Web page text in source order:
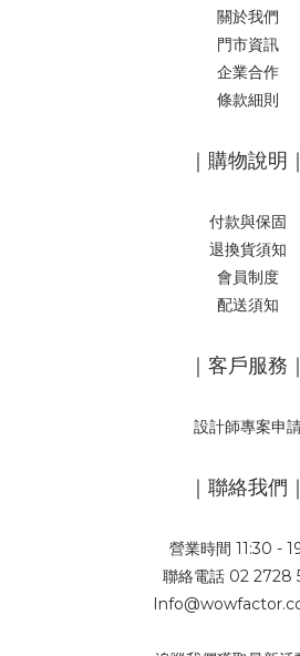
關於我們
門市資訊
企業合作
條款細則
｜購物說明｜
付款與保固
退換貨須知
會員制度
配送須知
｜客戶服務｜
設計師專案申
｜聯絡我們｜
營業時間 11:30 -
聯絡電話 02 2728